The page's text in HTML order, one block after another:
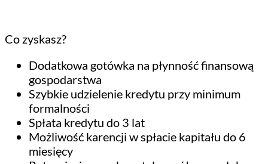
Co zyskasz?
Dodatkowa gotówka na płynność finansową
gospodarstwa
Szybkie udzielenie kredytu przy minimum
formalności
Spłata kredytu do 3 lat
Możliwość karencji w spłacie kapitału do 6
miesięcy